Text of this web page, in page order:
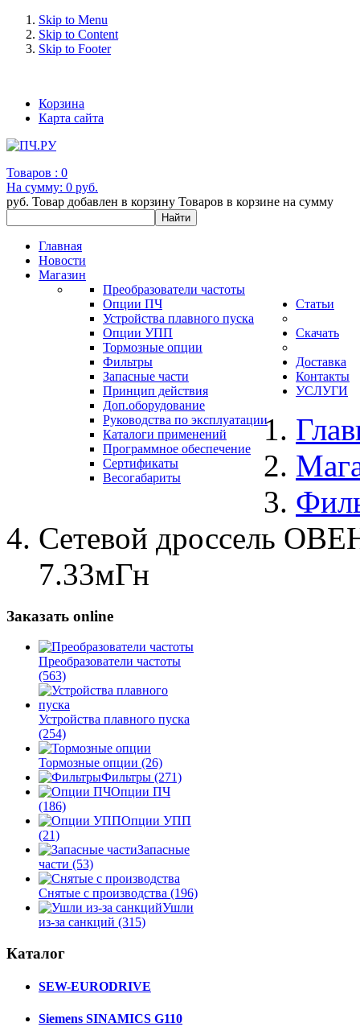
Skip to Menu
Skip to Content
Skip to Footer
Корзина
Карта сайта
Товаров : 0
На сумму: 0 руб.
руб. Товар добавлен в корзину Товаров в корзине на сумму
Главная
Новости
Магазин
Преобразователи частоты
Опции ПЧ
Устройства плавного пуска
Опции УПП
Тормозные опции
Фильтры
Запасные части
Статьи
Принцип действия
Доп.оборудование
Скачать
Руководства по эксплуатации
Каталоги применений
Программное обеспечение
Сертификаты
Весогабариты
Доставка
Контакты
УСЛУГИ
Сетевой дроссель
7.33мГн
Заказать online
Преобразователи частоты
(563)
Устройства плавного пуска
(254)
Тормозные опции (26)
Фильтры (271)
Опции ПЧ
(186)
Опции УПП
(21)
Запасные
части (53)
Снятые с производства (196)
Ушли
из-за санкций (315)
Каталог
SEW-EURODRIVE
Siemens SINAMICS G110